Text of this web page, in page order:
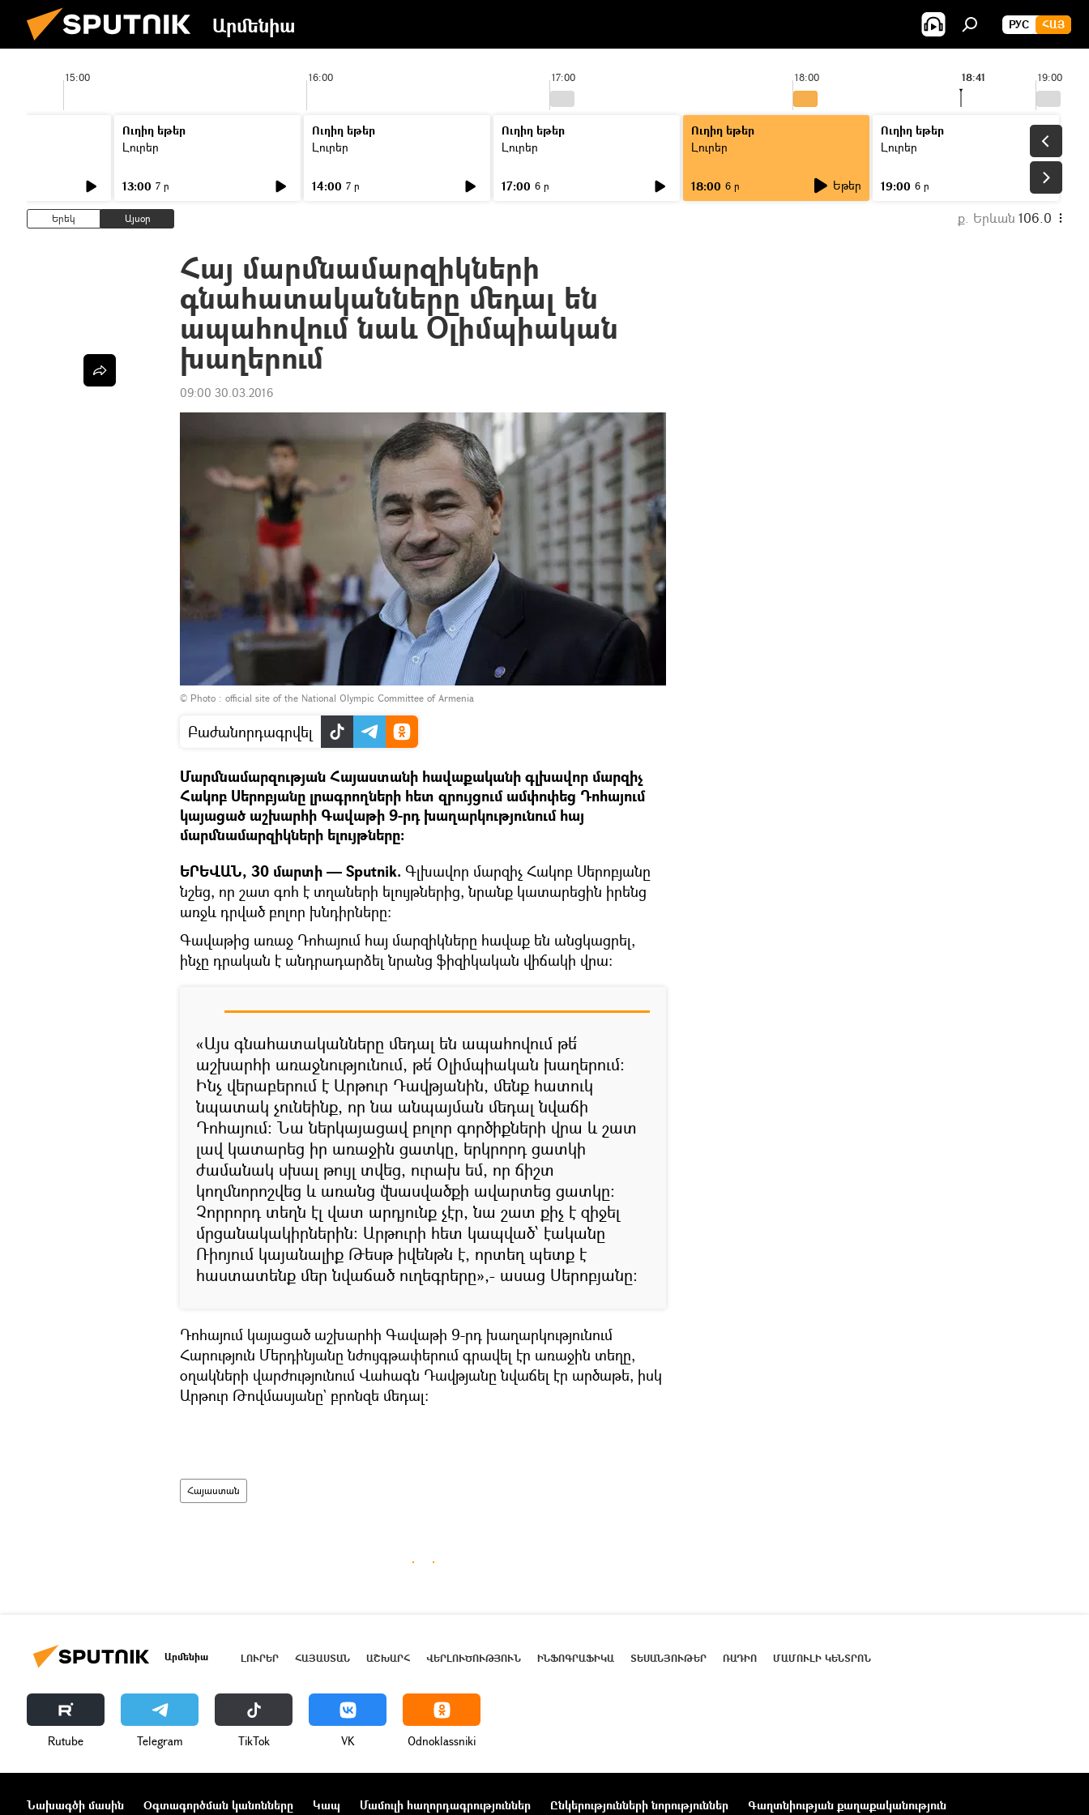
Արմենիա РУС ՀԱՅ
15:00 16:00 17:00 18:00 19:00
18:41
Ուղիղ եթեր
Լուրեր
13:00 7 ր
Ուղիղ եթեր
Լուրեր
14:00 7 ր
Ուղիղ եթեր
Լուրեր
17:00 6 ր
Ուղիղ եթեր
Լուրեր
18:00 6 ր Եթեր
Ուղիղ եթեր
Լուրեր
19:00 6 ր
Երեկ Այսօր ք. Երևան 106.0
Հայ մարմնամարզիկների
գնահատականները մեդալ են
ապահովում նաև Օլիմպիական
խաղերում
09:00 30.03.2016
© Photo : official site of the National Olympic Committee of Armenia
Բաժանորդագրվել
Մարմնամարզության Հայաստանի հավաքականի գլխավոր մարզիչ
Հակոբ Սերոբյանը լրագրողների հետ զրույցում ամփոփեց Դոհայում
կայացած աշխարհի Գավաթի 9-րդ խաղարկությունում հայ
մարմնամարզիկների ելույթները:
ԵՐԵՎԱՆ, 30 մարտի — Sputnik. Գլխավոր մարզիչ Հակոբ Սերոբյանը
նշեց, որ շատ գոհ է տղաների ելույթներից, նրանք կատարեցին իրենց
առջև դրված բոլոր խնդիրները:
Գավաթից առաջ Դոհայում հայ մարզիկները հավաք են անցկացրել,
ինչը դրական է անդրադարձել նրանց ֆիզիկական վիճակի վրա։
«Այս գնահատականները մեդալ են ապահովում թե՛
աշխարհի առաջնությունում, թե՛ Օլիմպիական խաղերում:
Ինչ վերաբերում է Արթուր Դավթյանին, մենք հատուկ
նպատակ չունեինք, որ նա անպայման մեդալ նվաճի
Դոհայում: Նա ներկայացավ բոլոր գործիքների վրա և շատ
լավ կատարեց իր առաջին ցատկը, երկրորդ ցատկի
ժամանակ սխալ թույլ տվեց, ուրախ եմ, որ ճիշտ
կողմնորոշվեց և առանց վնասվածքի ավարտեց ցատկը:
Չորրորդ տեղն էլ վատ արդյունք չէր, նա շատ քիչ է զիջել
մրցանակակիրներին: Արթուրի հետ կապված՝ էականը
Ռիոյում կայանալիք Թեսթ իվենթն է, որտեղ պետք է
հաստատենք մեր նվաճած ուղեգրերը»,- ասաց Սերոբյանը:
Դոհայում կայացած աշխարհի Գավաթի 9-րդ խաղարկությունում
Հարություն Մերդինյանը նժույգթափերում գրավել էր առաջին տեղը,
օղակների վարժությունում Վահագն Դավթյանը նվաճել էր արծաթե, իսկ
Արթուր Թովմասյանը` բրոնզե մեդալ:
Հայաստան
Արմենիա ԼՈՒՐԵՐ ՀԱՅԱՍՏԱՆ ԱՇԽԱՐՀ ՎԵՐԼՈՒԾՈՒԹՅՈՒՆ ԻՆՖՈԳՐԱՖԻԿԱ ՏԵՍԱՆՅՈՒԹԵՐ ՌԱԴԻՈ ՄԱՄՈՒԼԻ ԿԵՆՏՐՈՆ
Rutube Telegram ТikТоk VK Odnoklassniki
Նախագծի մասին Օգտագործման կանոնները Կապ Մամուլի հաղորդագրություններ Ընկերությունների նորություններ Գաղտնիության քաղաքականություն